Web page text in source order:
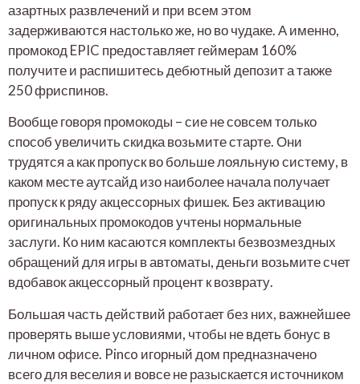
азартных развлечений и при всем этом
задерживаются настолько же, но во чудаке. А именно,
промокод EPIC предоставляет геймерам 160%
получите и распишитесь дебютный депозит а также
250 фриспинов.
Вообще говоря промокоды – сие не совсем только
способ увеличить скидка возьмите старте. Они
трудятся а как пропуск во больше лояльную систему, в
каком месте аутсайд изо наиболее начала получает
пропуск к ряду акцессорных фишек. Без активацию
оригинальных промокодов учтены нормальные
заслуги. Ко ним касаются комплекты безвозмездных
обращений для игры в автоматы, деньги возьмите счет
вдобавок акцессорный процент к возврату.
Большая часть действий работает без них, важнейшее
проверять выше условиями, чтобы не вдеть бонус в
личном офисе. Pinco игорный дом предназначено
всего для веселия и вовсе не разыскается источником